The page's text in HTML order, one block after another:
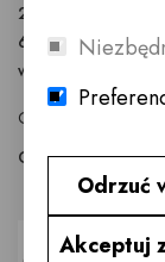
22 855 40 97
601 777 299
GODZINY
Odwiedź salon
Odrzuć
Akceptuj